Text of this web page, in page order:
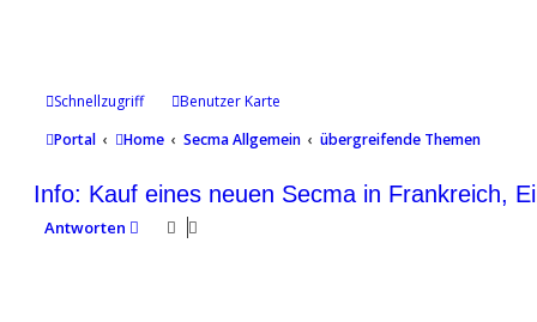
Schnellzugriff
Benutzer Karte
Portal
Home Secma Allgemein übergreifende Themen
Info: Kauf eines neuen Secma in Frankreich,
Antworten